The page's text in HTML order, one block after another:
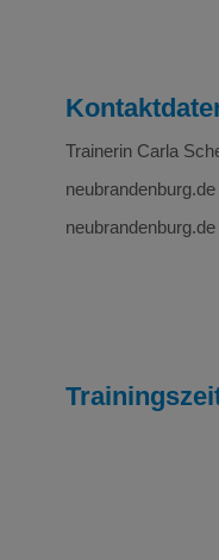
Trainerin Carla
neubrandenburg.de